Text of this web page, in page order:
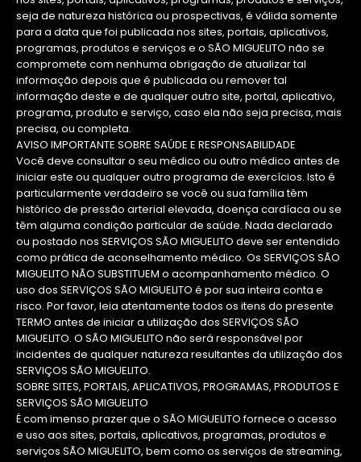
seja de natureza histórica ou prospectivas, é válida somente
para a data que foi publicada nos sites, portais, aplicativos,
programas, produtos e serviços e o SÃO MIGUELITO não se
compromete com nenhuma obrigação de atualizar tal
informação depois que é publicada ou remover tal
informação deste e de qualquer outro site, portal, aplicativo,
programa, produto e serviço, caso ela não seja precisa, mais
precisa, ou completa.
AVISO IMPORTANTE SOBRE SAÚDE E RESPONSABILIDADE
Você deve consultar o seu médico ou outro médico antes de
iniciar este ou qualquer outro programa de exercícios. Isto é
particularmente verdadeiro se você ou sua família têm
histórico de pressão arterial elevada, doença cardíaca ou se
têm alguma condição particular de saúde. Nada declarado
ou postado nos SERVIÇOS SÃO MIGUELITO deve ser entendido
como prática de aconselhamento médico. Os SERVIÇOS SÃO
MIGUELITO NÃO SUBSTITUEM o acompanhamento médico. O
uso dos SERVIÇOS SÃO MIGUELITO é por sua inteira conta e
risco. Por favor, leia atentamente todos os itens do presente
TERMO antes de iniciar a utilização dos SERVIÇOS SÃO
MIGUELITO. O SÃO MIGUELITO não será responsável por
incidentes de qualquer natureza resultantes da utilização dos
SERVIÇOS SÃO MIGUELITO.
SOBRE SITES, PORTAIS, APLICATIVOS, PROGRAMAS, PRODUTOS E
SERVIÇOS SÃO MIGUELITO
É com imenso prazer que o SÃO MIGUELITO fornece o acesso
e uso aos sites, portais, aplicativos, programas, produtos e
serviços SÃO MIGUELITO, bem como os serviços de streaming,